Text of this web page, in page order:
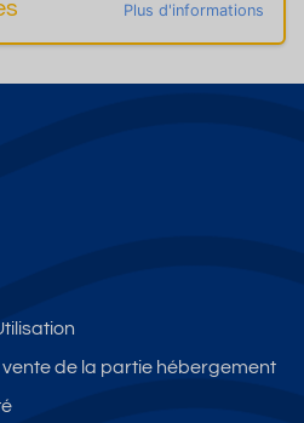
Plus d'informations
de la partie hébergement